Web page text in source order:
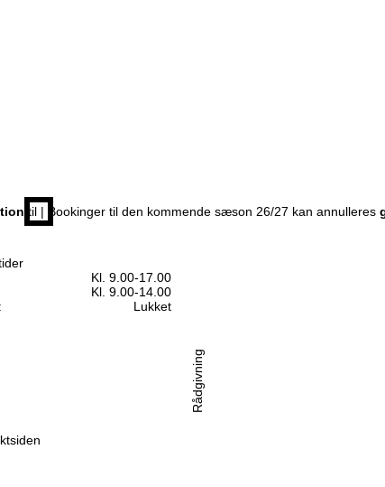
Kl. 9.00-17.00
Kl. 9.00-14.00
Lukket
Rådgivning
til | Bookinger til den kommende sæson 26/27 kan annulleres